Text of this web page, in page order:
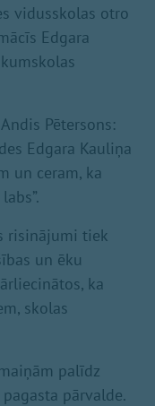
vidusskolas otro
Edgara
Pētersons:
Edgara Kauliņa
un ceram, ka
risinājumi tiek
un ēku
ka
skolas
palīdz
pārvalde.